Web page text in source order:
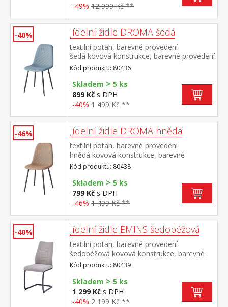
antracitová kovová konstrukce, barevné
cm rozměr stolu (š/h/v) 140 × 70 × 75
cm rozměr židle (š/h/v) 45 × 53 × 88 cm
-49% 12 999 Kč **
-40% Jídelní židle DROMA šedá
textilní potah, barevné provedení
šedá kovová konstrukce, barevné provedení
černá výška sedu 47 cm doporučená
nosnost do 120 kg
Kód produktu: 80436
Skladem > 5 ks
899 Kč s DPH
-40% 1 499 Kč **
-46% Jídelní židle DROMA hnědá
textilní potah, barevné provedení
hnědá kovová konstrukce, barevné
provedení černá výška sedu 47
cm doporučená nosnost do 120 kg
Kód produktu: 80438
Skladem > 5 ks
799 Kč s DPH
-46% 1 499 Kč **
-40% Jídelní židle EMINS šedobéžová
textilní potah, barevné provedení
šedobéžová kovová konstrukce, barevné
provedení černá výška sedu 48
cm doporučená nosnost do 120 kg
Kód produktu: 80439
Skladem > 5 ks
1 299 Kč s DPH
-40% 2 199 Kč **